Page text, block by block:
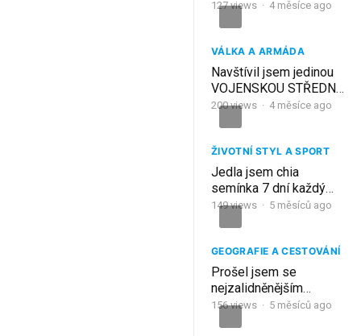
127views · 4 měsíce ago
VÁLKA A ARMÁDA
Navštívil jsem jedinou
VOJENSKOU STŘEDNÍ
ŠKOLU V ČR a zjistil ty
200views · 4 měsíce ago
ŽIVOTNÍ STYL A SPORT
Jedla jsem chia
semínka 7 dní každý
večer… Můj lékař
149views · 5 měsíců ago
GEOGRAFIE A CESTOVÁNÍ
Prošel jsem se
nejzalidněnějším
městem na světě
156views · 5 měsíců ago